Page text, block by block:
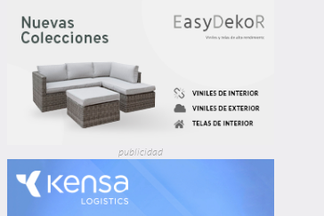
publicidad